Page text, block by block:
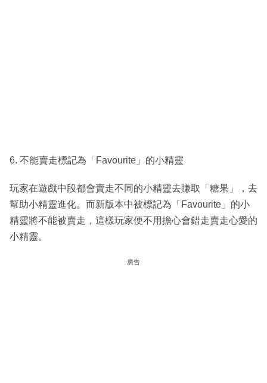
6. 不能賣走標記為「Favourite」的小精靈
玩家在遊戲中段都會賣走不同的小精靈去賺取「糖果」，去
幫助小精靈進化。而新版本中被標記為「Favourite」的小
精靈將不能被賣走，這樣玩家便不用擔心會錯走賣走心愛的
小精靈。
廣告